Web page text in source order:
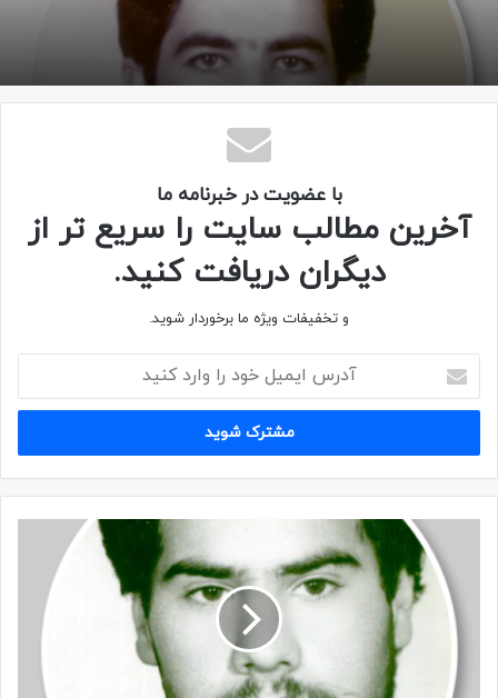
محل شهادت: شلمچه
عملیات: مرحله اول کربلای ۵
مزار: کرج – امامزاده محمد
تصاویر
با عضویت در خبرنامه ما
آخرین مطالب سایت را سریع تر از
دیگران دریافت کنید.
و تخفیفات ویژه ما برخوردار شوید.